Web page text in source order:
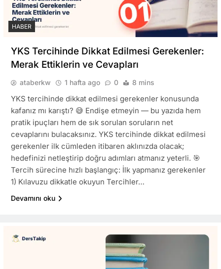
HABER
YKS Tercihinde Dikkat Edilmesi Gerekenler:
Merak Ettiklerin ve Cevapları
ataberkw 1 hafta ago 0 8 mins
YKS tercihinde dikkat edilmesi gerekenler konusunda
kafanız mı karıştı? 😅 Endişe etmeyin — bu yazıda hem
pratik ipuçları hem de sık sorulan soruların net
cevaplarını bulacaksınız. YKS tercihinde dikkat edilmesi
gerekenler ilk cümleden itibaren aklınızda olacak;
hedefinizi netleştirip doğru adımları atmanız yeterli. 🎯
Tercih sürecine hızlı başlangıç: İlk yapmanız gerekenler
1) Kılavuzu dikkatle okuyun Tercihler…
Devamını oku